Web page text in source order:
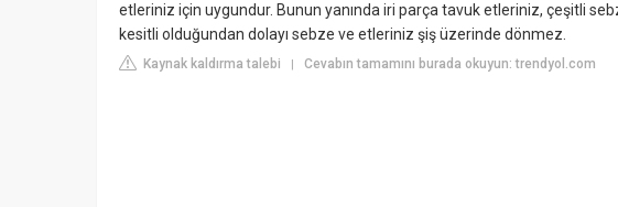
etleriniz için uygundur. Bunun yanında iri parça tavuk etleriniz, çeşitli
kesitli olduğundan dolayı sebze ve etleriniz şiş üzerinde dönmez.
Kaynak kaldırma talebi Cevabın tamamını burada okuyun: trendyol.com